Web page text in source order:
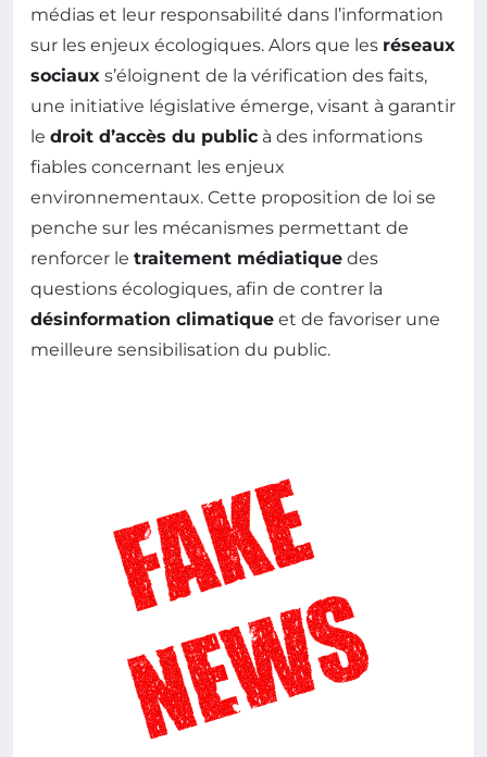
médias et leur responsabilité dans l’information
sur les enjeux écologiques. Alors que les réseaux
sociaux s’éloignent de la vérification des faits,
une initiative législative émerge, visant à garantir
le droit d’accès du public à des informations
fiables concernant les enjeux
environnementaux. Cette proposition de loi se
penche sur les mécanismes permettant de
renforcer le traitement médiatique des
questions écologiques, afin de contrer la
désinformation climatique et de favoriser une
meilleure sensibilisation du public.